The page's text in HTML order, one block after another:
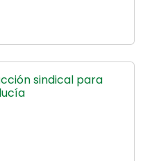
sindical para